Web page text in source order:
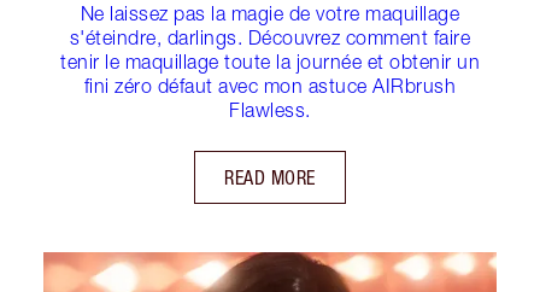
Ne laissez pas la magie de votre maquillage
s'éteindre, darlings. Découvrez comment faire
tenir le maquillage toute la journée et obtenir un
fini zéro défaut avec mon astuce AIRbrush
Flawless.
READ MORE